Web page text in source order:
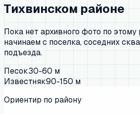
Тихвинском районе
Пока нет архивного фото по этому
начинаем с поселка, соседних
подъезда.
Песок30-60 м
Известняк90-150 м
Ориентир по району